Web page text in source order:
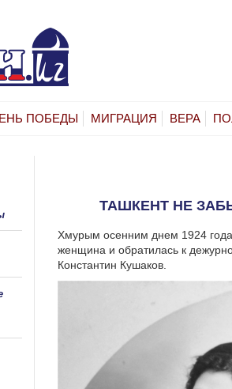
ПОБЕДЫ МИГРАЦИЯ ВЕРА
ТАШКЕНТ НЕ
Хмурым осенним днем 1924 года
женщина и обратилась к
Константин Кушаков.